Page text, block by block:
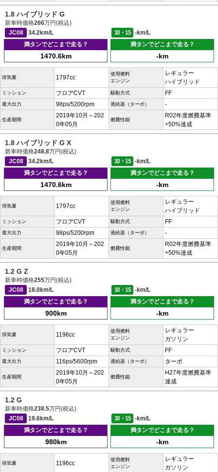
1.8 ハイブリッド G
新車時価格266万円(税込)
JC08
34.2km/L 10・15
-km/L
満タンでどこまで走る？
1470.6km
満タンでどこまで走る？
-km
排気量 1797cc
使用燃料
エンジン
レギュラー
ハイブリッド
ミッション フロアCVT 駆動方式 FF
最大出力 98ps/5200rpm 過給器（ターボ） -
生産期間
2019年10月～202
0年05月
燃費性能
R02年度燃費基準
+50%達成
1.8 ハイブリッド G X
新車時価格248.8万円(税込)
JC08
34.2km/L 10・15
-km/L
満タンでどこまで走る？
1470.6km
満タンでどこまで走る？
-km
排気量 1797cc
使用燃料
エンジン
レギュラー
ハイブリッド
ミッション フロアCVT 駆動方式 FF
最大出力 98ps/5200rpm 過給器（ターボ） -
生産期間
2019年10月～202
0年05月
燃費性能
R02年度燃費基準
+50%達成
1.2 G Z
新車時価格255万円(税込)
JC08
18.0km/L 10・15
-km/L
満タンでどこまで走る？
900km
満タンでどこまで走る？
-km
排気量 1196cc
使用燃料
エンジン
レギュラー
ガソリン
ミッション フロアCVT 駆動方式 FF
最大出力 116ps/5600rpm 過給器（ターボ） ターボ
生産期間
2019年10月～202
0年05月
燃費性能
H27年度燃費基準
達成
1.2 G
新車時価格238.5万円(税込)
JC08
19.6km/L 10・15
-km/L
満タンでどこまで走る？
980km
満タンでどこまで走る？
-km
排気量 1196cc
使用燃料
エンジン
レギュラー
ガソリン